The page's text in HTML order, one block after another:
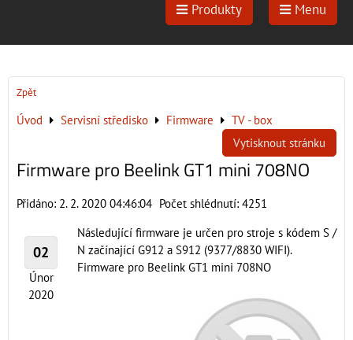
Produkty Menu
Zpět
Úvod Servisní středisko Firmware
TV - box
Vytisknout stránku
Firmware pro Beelink GT1 mini 708NO
Přidáno: 2. 2. 2020 04:46:04 Počet shlédnutí: 4251
02
Únor
2020
Následující firmware je určen pro stroje s kódem S /
N začínající G912 a S912 (9377/8830 WIFI).
Firmware pro Beelink GT1 mini 708NO